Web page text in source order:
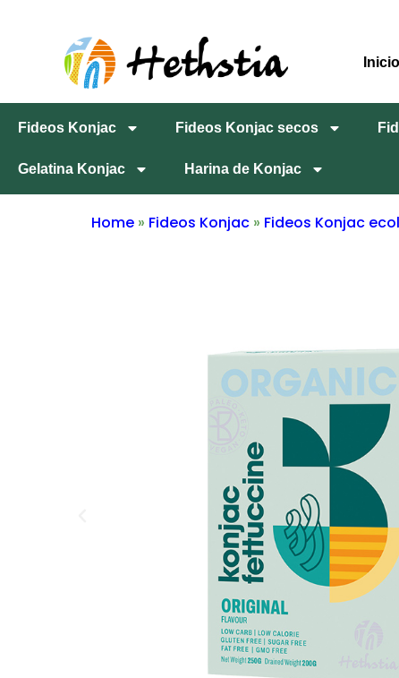
Inicio
Fideos Konjac Fideos Konjac secos
Gelatina Konjac Harina de Konjac
Home » Fideos Konjac » Fideos Konjac